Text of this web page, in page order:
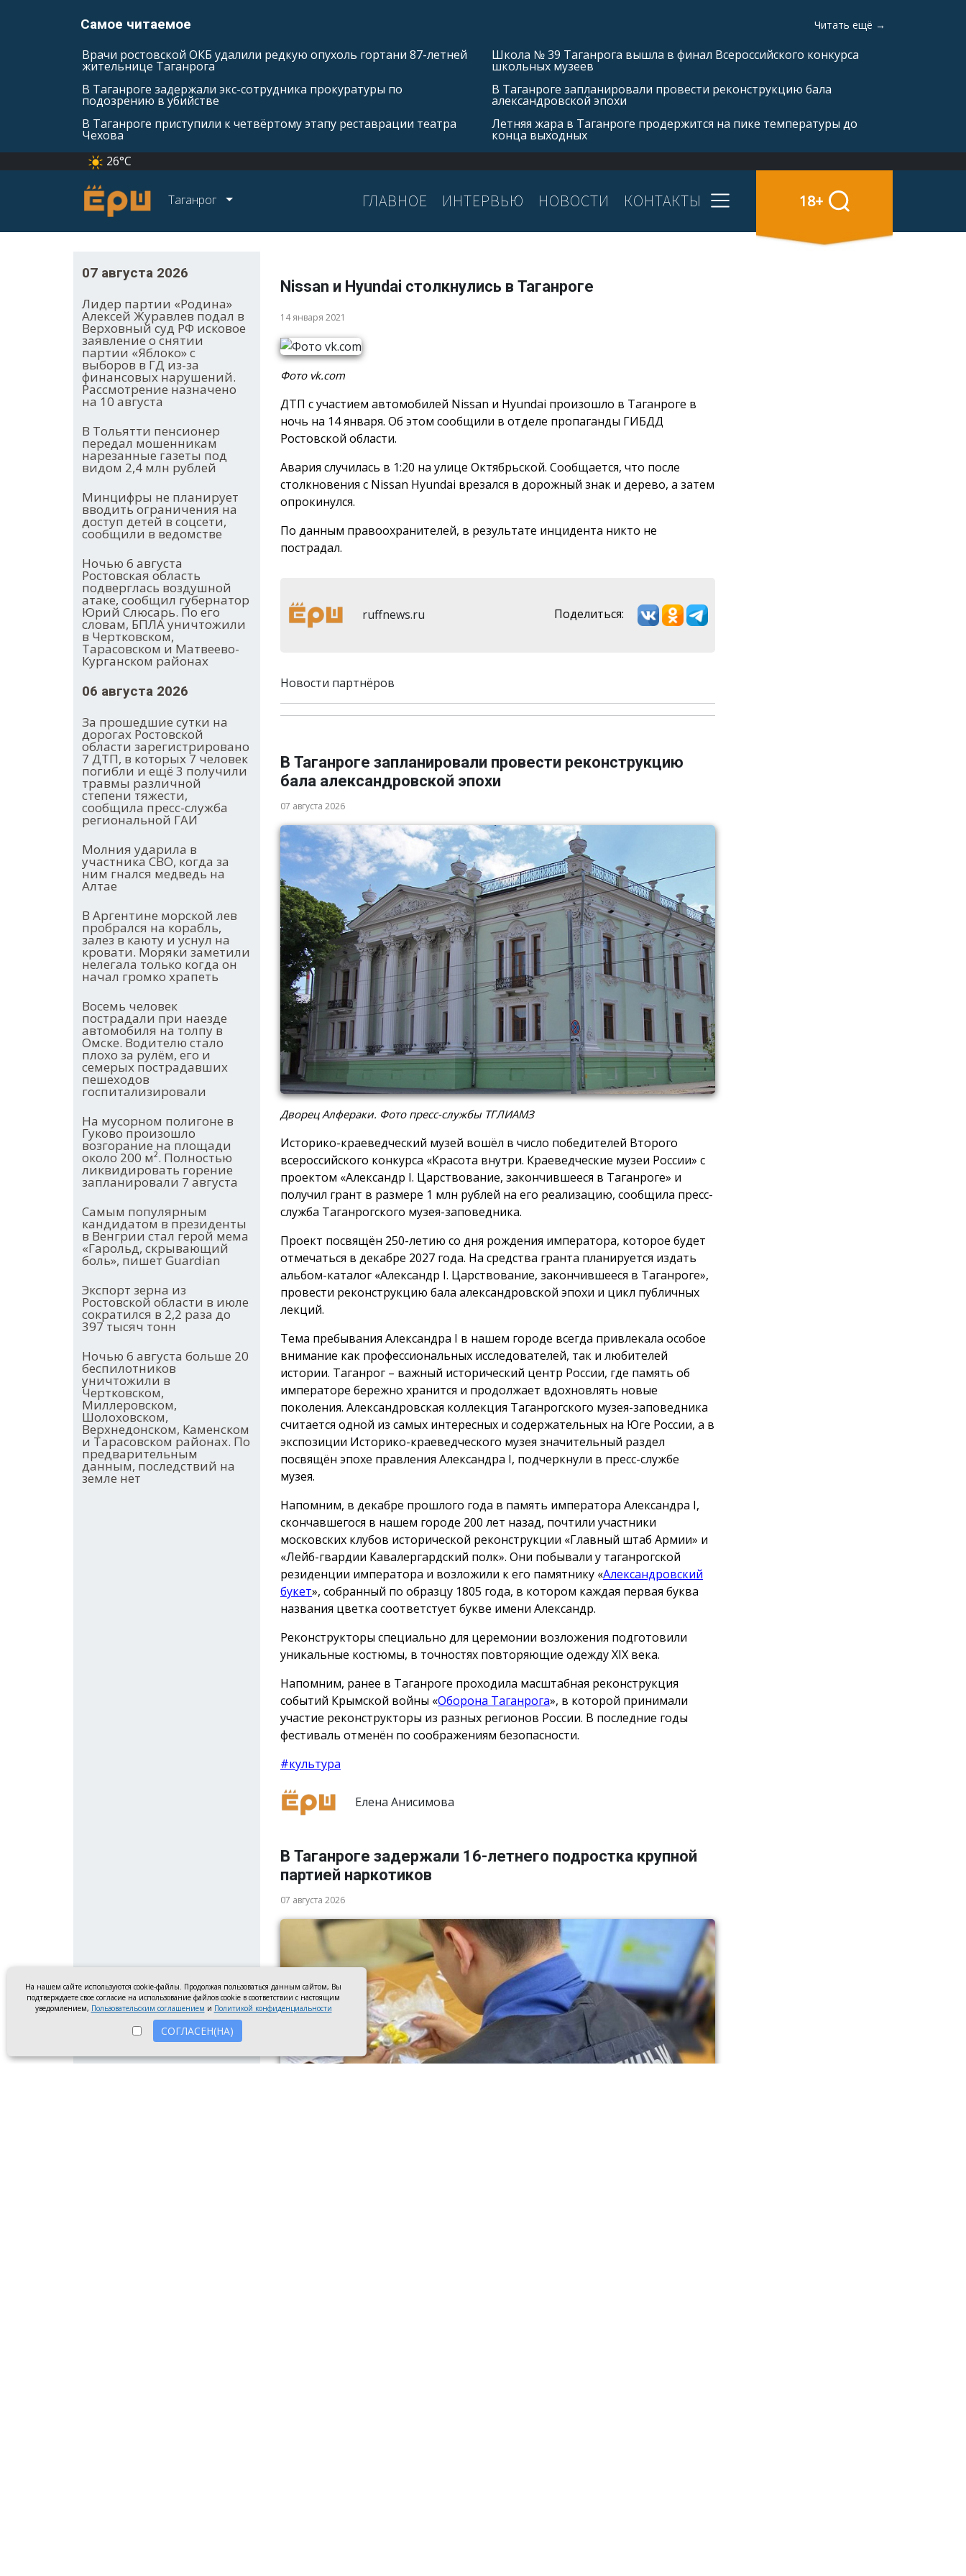
Самое читаемое Читать ещё →
Врачи ростовской ОКБ удалили редкую опухоль гортани 87-летней
жительнице Таганрога
В Таганроге задержали экс-сотрудника прокуратуры по
подозрению в убийстве
В Таганроге приступили к четвёртому этапу реставрации театра
Чехова
Школа № 39 Таганрога вышла в финал Всероссийского конкурса
школьных музеев
В Таганроге запланировали провести реконструкцию бала
александровской эпохи
Летняя жара в Таганроге продержится на пике температуры до
конца выходных
26°C
Таганрог ГЛАВНОЕ ИНТЕРВЬЮ НОВОСТИ КОНТАКТЫ 18+
07 августа 2026
Лидер партии «Родина»
Алексей Журавлев подал в
Верховный суд РФ исковое
заявление о снятии
партии «Яблоко» с
выборов в ГД из-за
финансовых нарушений.
Рассмотрение назначено
на 10 августа
В Тольятти пенсионер
передал мошенникам
нарезанные газеты под
видом 2,4 млн рублей
Минцифры не планирует
вводить ограничения на
доступ детей в соцсети,
сообщили в ведомстве
Ночью 6 августа
Ростовская область
подверглась воздушной
атаке, сообщил губернатор
Юрий Слюсарь. По его
словам, БПЛА уничтожили
в Чертковском,
Тарасовском и Матвеево-
Курганском районах
06 августа 2026
За прошедшие сутки на
дорогах Ростовской
области зарегистрировано
7 ДТП, в которых 7 человек
погибли и ещё 3 получили
травмы различной
степени тяжести,
сообщила пресс-служба
региональной ГАИ
Молния ударила в
участника СВО, когда за
ним гнался медведь на
Алтае
В Аргентине морской лев
пробрался на корабль,
залез в каюту и уснул на
кровати. Моряки заметили
нелегала только когда он
начал громко храпеть
Восемь человек
пострадали при наезде
автомобиля на толпу в
Омске. Водителю стало
плохо за рулём, его и
семерых пострадавших
пешеходов
госпитализировали
На мусорном полигоне в
Гуково произошло
возгорание на площади
около 200 м². Полностью
ликвидировать горение
запланировали 7 августа
Самым популярным
кандидатом в президенты
в Венгрии стал герой мема
«Гарольд, скрывающий
боль», пишет Guardian
Экспорт зерна из
Ростовской области в июле
сократился в 2,2 раза до
397 тысяч тонн
Ночью 6 августа больше 20
беспилотников
уничтожили в
Чертковском,
Миллеровском,
Шолоховском,
Верхнедонском, Каменском
и Тарасовском районах. По
предварительным
данным, последствий на
земле нет
Nissan и Hyundai столкнулись в Таганроге
14 января 2021
Фото vk.com
ДТП с участием автомобилей Nissan и Hyundai произошло в Таганроге в
ночь на 14 января. Об этом сообщили в отделе пропаганды ГИБДД
Ростовской области.
Авария случилась в 1:20 на улице Октябрьской. Сообщается, что после
столкновения с Nissan Hyundai врезался в дорожный знак и дерево, а затем
опрокинулся.
По данным правоохранителей, в результате инцидента никто не
пострадал.
ruffnews.ru Поделиться:
Новости партнёров
В Таганроге запланировали провести реконструкцию
бала александровской эпохи
07 августа 2026
Дворец Алфераки. Фото пресс-службы ТГЛИАМЗ
Историко-краеведческий музей вошёл в число победителей Второго
всероссийского конкурса «Красота внутри. Краеведческие музеи России» с
проектом «Александр I. Царствование, закончившееся в Таганроге» и
получил грант в размере 1 млн рублей на его реализацию, сообщила пресс-
служба Таганрогского музея-заповедника.
Проект посвящён 250-летию со дня рождения императора, которое будет
отмечаться в декабре 2027 года. На средства гранта планируется издать
альбом-каталог «Александр I. Царствование, закончившееся в Таганроге»,
провести реконструкцию бала александровской эпохи и цикл публичных
лекций.
Тема пребывания Александра I в нашем городе всегда привлекала особое
внимание как профессиональных исследователей, так и любителей
истории. Таганрог – важный исторический центр России, где память об
императоре бережно хранится и продолжает вдохновлять новые
поколения. Александровская коллекция Таганрогского музея-заповедника
считается одной из самых интересных и содержательных на Юге России, а в
экспозиции Историко-краеведческого музея значительный раздел
посвящён эпохе правления Александра I, подчеркнули в пресс-службе
музея.
Напомним, в декабре прошлого года в память императора Александра I,
скончавшегося в нашем городе 200 лет назад, почтили участники
московских клубов исторической реконструкции «Главный штаб Армии» и
«Лейб-гвардии Кавалергардский полк». Они побывали у таганрогской
резиденции императора и возложили к его памятнику «Александровский
букет», собранный по образцу 1805 года, в котором каждая первая буква
названия цветка соответстует букве имени Александр.
Реконструкторы специально для церемонии возложения подготовили
уникальные костюмы, в точностях повторяющие одежду ХIX века.
Напомним, ранее в Таганроге проходила масштабная реконструкция
событий Крымской войны «Оборона Таганрога», в которой принимали
участие реконструкторы из разных регионов России. В последние годы
фестиваль отменён по соображениям безопасности.
#культура
Елена Анисимова
В Таганроге задержали 16-летнего подростка крупной
партией наркотиков
07 августа 2026
На нашем сайте используются cookie-файлы. Продолжая пользоваться данным сайтом, Вы
подтверждаете свое согласие на использование файлов cookie в соответствии с настоящим
уведомлением, Пользовательским соглашением и Политикой конфиденциальности
СОГЛАСЕН(НА)